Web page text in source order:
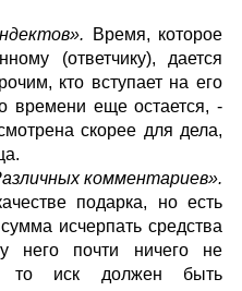
Время, которое
(ответчику), дается
кто вступает на его
времени еще остается, -
скорее для дела,
комментариев».
подарка, но есть
исчерпать средства
него почти ничего не
то иск должен быть